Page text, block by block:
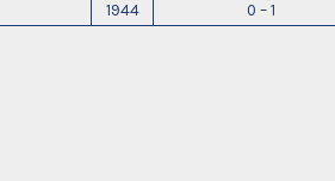
1944 0 – 1